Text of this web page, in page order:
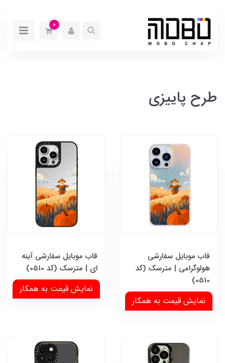
0
طرح پاییزی
قاب موبایل سفارشی
هولوگرامی | مترسک (کد
0510)
نمایش قیمت به همکار
قاب موبایل سفارشی آینه
ای | مترسک (کد 0510)
نمایش قیمت به همکار